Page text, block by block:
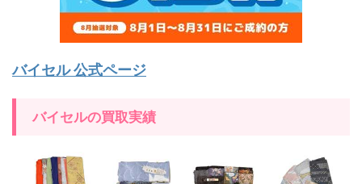
バイセル 公式ページ
バイセルの買取実績